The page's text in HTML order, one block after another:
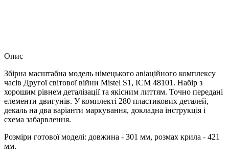
Опис
Збірна масштабна модель німецького авіаційного комплексу
часів Другої світової війни Mistel S1, ICM 48101. Набір з
хорошим рівнем деталізації та якісним литтям. Точно передані
елементи двигунів. У комплекті 280 пластикових деталей,
декаль на два варіанти маркування, докладна інструкція і
схема забарвлення.
Розміри готової моделі: довжина - 301 мм, розмах крила - 421
мм.